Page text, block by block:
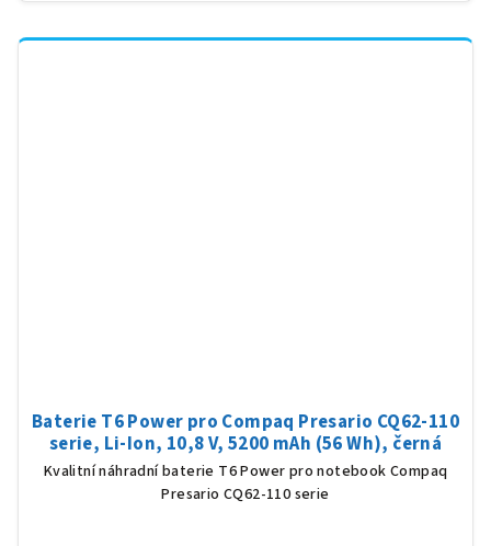
Baterie T6 Power pro Compaq Presario CQ62-110
serie, Li-Ion, 10,8 V, 5200 mAh (56 Wh), černá
Kvalitní náhradní baterie T6 Power pro notebook Compaq
Presario CQ62-110 serie